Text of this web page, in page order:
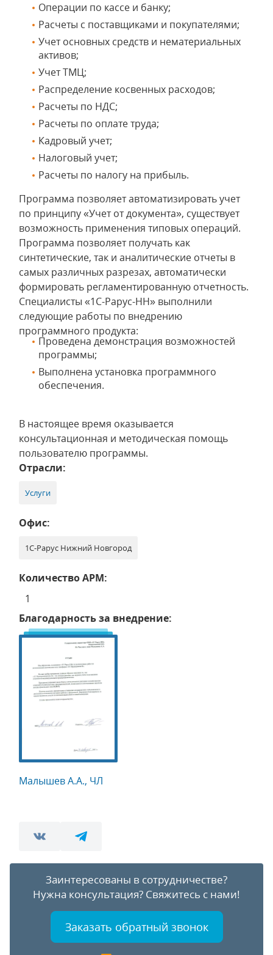
Операции по кассе и банку;
Расчеты с поставщиками и покупателями;
Учет основных средств и нематериальных
активов;
Учет ТМЦ;
Распределение косвенных расходов;
Расчеты по НДС;
Расчеты по оплате труда;
Кадровый учет;
Налоговый учет;
Расчеты по налогу на прибыль.
Программа позволяет автоматизировать учет
по принципу «Учет от документа», существует
возможность применения типовых операций.
Программа позволяет получать как
синтетические, так и аналитические отчеты в
самых различных разрезах, автоматически
формировать регламентированную отчетность.
Специалисты «1С-Рарус-НН» выполнили
следующие работы по внедрению
программного продукта:
Проведена демонстрация возможностей
программы;
Выполнена установка программного
обеспечения.
В настоящее время оказывается
консультационная и методическая помощь
пользователю программы.
Отрасли:
Услуги
Офис:
1С-Рарус Нижний Новгород
Количество АРМ:
1
Благодарность за внедрение:
Малышев А.А., ЧЛ
Заинтересованы в сотрудничестве?
Нужна консультация? Свяжитесь с нами!
Заказать обратный звонок